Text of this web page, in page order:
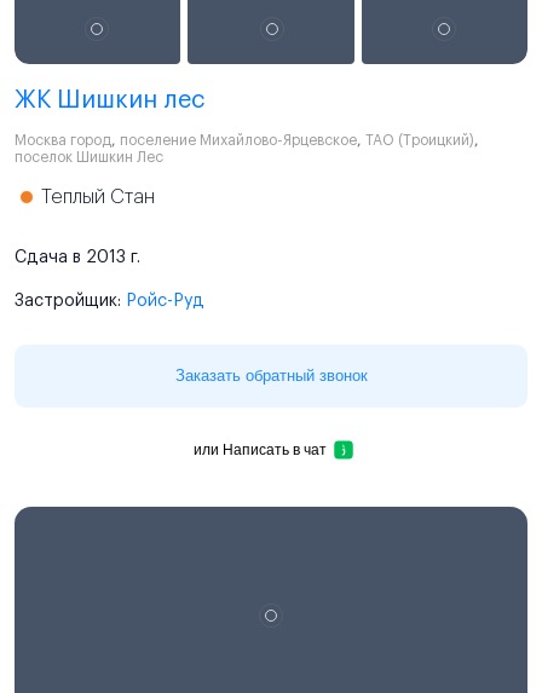
ЖК Шишкин лес
Москва город, поселение Михайлово-Ярцевское, ТАО (Троицкий),
поселок Шишкин Лес
Теплый Стан
Сдача в 2013 г.
Застройщик: Ройс-Руд
Заказать обратный звонок
или Написать в чат